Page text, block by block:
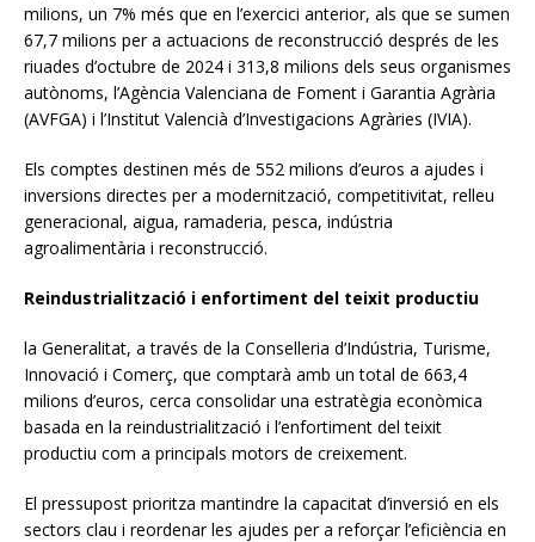
milions, un 7% més que en l’exercici anterior, als que se sumen
67,7 milions per a actuacions de reconstrucció després de les
riuades d’octubre de 2024 i 313,8 milions dels seus organismes
autònoms, l’Agència Valenciana de Foment i Garantia Agrària
(AVFGA) i l’Institut Valencià d’Investigacions Agràries (IVIA).
Els comptes destinen més de 552 milions d’euros a ajudes i
inversions directes per a modernització, competitivitat, relleu
generacional, aigua, ramaderia, pesca, indústria
agroalimentària i reconstrucció.
Reindustrialització i enfortiment del teixit productiu
la Generalitat, a través de la Conselleria d’Indústria, Turisme,
Innovació i Comerç, que comptarà amb un total de 663,4
milions d’euros, cerca consolidar una estratègia econòmica
basada en la reindustrialització i l’enfortiment del teixit
productiu com a principals motors de creixement.
El pressupost prioritza mantindre la capacitat d’inversió en els
sectors clau i reordenar les ajudes per a reforçar l’eficiència en